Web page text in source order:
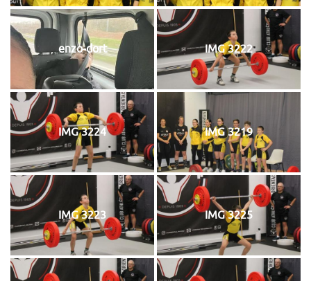
enzo-dort IMG 3222
IMG 3224 IMG 3219
IMG 3223 IMG 3225